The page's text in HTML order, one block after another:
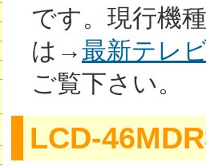
です。現行機
は→最新テレ
ご覧下さい。
LCD-